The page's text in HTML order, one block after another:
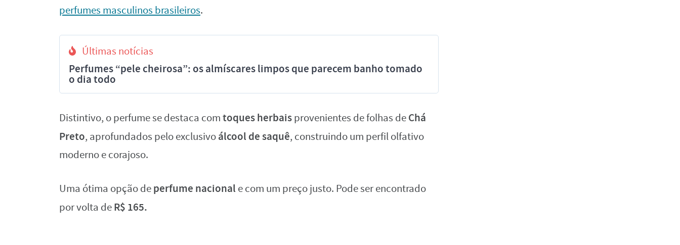
perfumes masculinos brasileiros.
Últimas notícias
Perfumes “pele cheirosa”: os almíscares limpos que parecem banho tomado
o dia todo
Distintivo, o perfume se destaca comtoques herbaisprovenientes de folhas deChá
Preto, aprofundados pelo exclusivoálcool de saquê, construindo um perfil olfativo
moderno e corajoso.
Uma ótima opção deperfume nacional e com um preço justo. Pode ser encontrado
por volta deR$ 165.